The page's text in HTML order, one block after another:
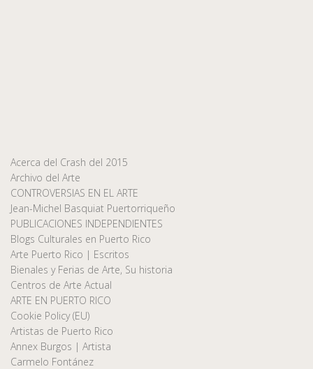
Acerca del Crash del 2015
Archivo del Arte
CONTROVERSIAS EN EL ARTE
Jean-Michel Basquiat Puertorriqueño
PUBLICACIONES INDEPENDIENTES
Blogs Culturales en Puerto Rico
Arte Puerto Rico | Escritos
Bienales y Ferias de Arte, Su historia
Centros de Arte Actual
ARTE EN PUERTO RICO
Cookie Policy (EU)
Artistas de Puerto Rico
Annex Burgos | Artista
Carmelo Fontánez